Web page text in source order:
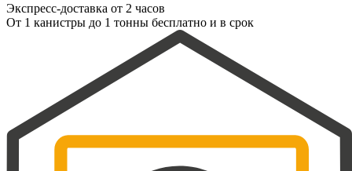
Экспресс-доставка от 2 часов
От 1 канистры до 1 тонны бесплатно и в срок